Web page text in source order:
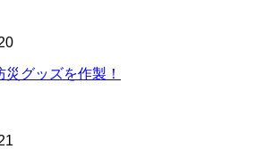
グッズを作製！